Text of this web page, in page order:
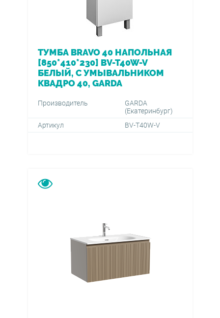
ТУМБА BRAVO 40 НАПОЛЬНАЯ
[850*410*230] BV-T40W-V
БЕЛЫЙ, С УМЫВАЛЬНИКОМ
КВАДРО 40, GARDA
Производитель
GARDA
(Екатеринбург)
Артикул
BV-T40W-V